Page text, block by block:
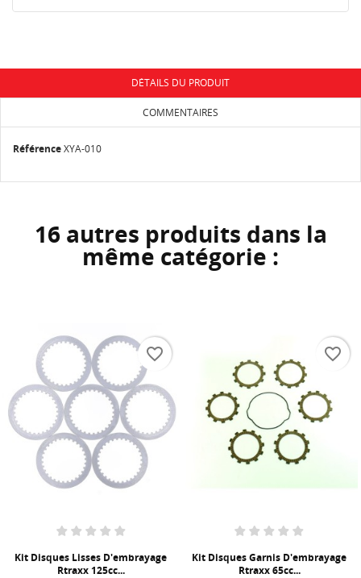
DÉTAILS DU PRODUIT
COMMENTAIRES
RéférenceXYA-010
16 autres produits dans la
même catégorie :
Kit Disques Lisses D'embrayage
Rtraxx 125cc...
favorite_border
Kit Disques Garnis D'embrayage
Rtraxx 65cc...
favorite_border